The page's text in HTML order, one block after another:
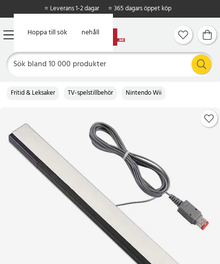
Hoppa till huvudinnehåll
Hoppa till sök
⭐ Leverans 1-2 dagar ⭐ 365 dagars öppet köp
Fritid & Leksaker TV-spelstillbehör Nintendo Wii